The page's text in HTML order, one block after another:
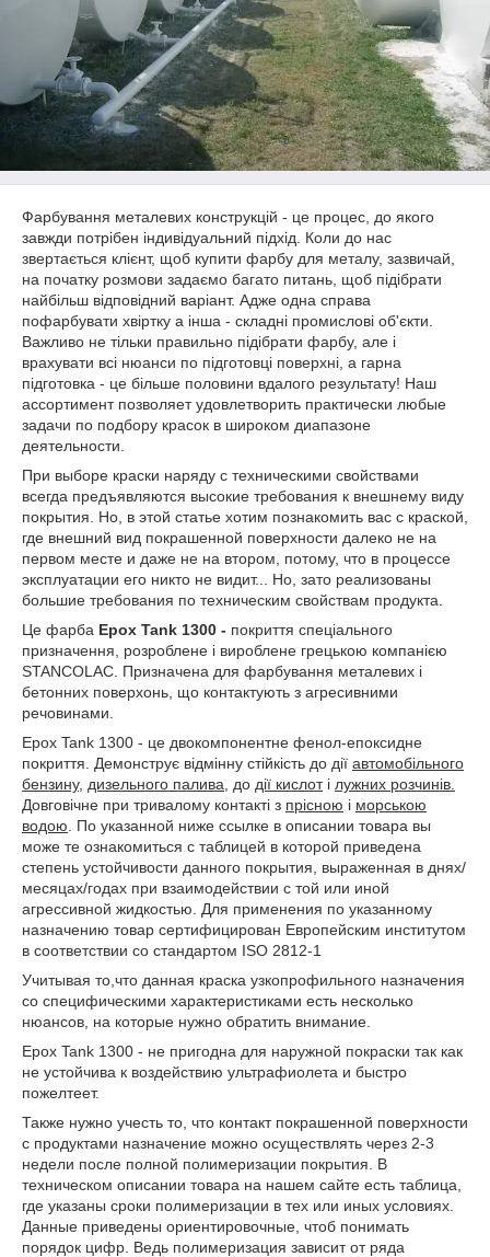
Фарбування металевих конструкцій - це процес, до якого
завжди потрібен індивідуальний підхід. Коли до нас
звертається клієнт, щоб купити фарбу для металу, зазвичай,
на початку розмови задаємо багато питань, щоб підібрати
найбільш відповідний варіант. Адже одна справа
пофарбувати хвіртку а інша - складні промислові об'єкти.
Важливо не тільки правильно підібрати фарбу, але і
врахувати всі нюанси по підготовці поверхні, а гарна
підготовка - це більше половини вдалого результату! Наш
ассортимент позволяет удовлетворить практически любые
задачи по подбору красок в широком диапазоне
деятельности.
При выборе краски наряду с техническими свойствами
всегда предъявляются высокие требования к внешнему виду
покрытия. Но, в этой статье хотим познакомить вас с краской,
где внешний вид покрашенной поверхности далеко не на
первом месте и даже не на втором, потому, что в процессе
эксплуатации его никто не видит... Но, зато реализованы
большие требования по техническим свойствам продукта.
Це фарба Epox Tank 1300 - покриття спеціального
призначення, розроблене і вироблене грецькою компанією
STANCOLAC. Призначена для фарбування металевих і
бетонних поверхонь, що контактують з агресивними
речовинами.
Epox Tank 1300 - це двокомпонентне фенол-епоксидне
покриття. Демонструє відмінну стійкість до дії автомобільного
бензину, дизельного палива , до дії кислоті лужних розчинів.
Довговічне при тривалому контакті з прісною і морською
водою . По указанной ниже ссылке в описании товара вы
може те ознакомиться с таблицей в которой приведена
степень устойчивости данного покрытия, выраженная в днях/
месяцах/годах при взаимодействии с той или иной
агрессивной жидкостью. Для применения по указанному
назначению товар сертифицирован Европейским институтом
в соответствии со стандартом ISO 2812-1
Учитывая то,что данная краска узкопрофильного назначения
со специфическими характеристиками есть несколько
нюансов, на которые нужно обратить внимание.
Epox Tank 1300 - не пригодна для наружной покраски так как
не устойчива к воздействию ультрафиолета и быстро
пожелтеет.
Также нужно учесть то, что контакт покрашенной поверхности
с продуктами назначение можно осуществлять через 2-3
недели после полной полимеризации покрытия. В
техническом описании товара на нашем сайте есть таблица,
где указаны сроки полимеризации в тех или иных условиях.
Данные приведены ориентировочные, чтоб понимать
порядок цифр. Ведь полимеризация зависит от ряда